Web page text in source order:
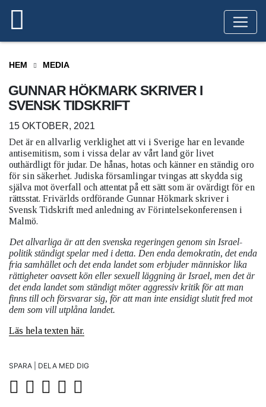
HEM MEDIA
GUNNAR HÖKMARK SKRIVER I
SVENSK TIDSKRIFT
15 OKTOBER, 2021
Det är en allvarlig verklighet att vi i Sverige har en levande
antisemitism, som i vissa delar av vårt land gör livet
outhärdligt för judar. De hånas, hotas och känner en ständig oro
för sin säkerhet. Judiska församlingar tvingas att skydda sig
själva mot överfall och attentat på ett sätt som är ovärdigt för en
rättsstat. Frivärlds ordförande Gunnar Hökmark skriver i
Svensk Tidskrift med anledning av Förintelsekonferensen i
Malmö.
Det allvarliga är att den svenska regeringen genom sin Israel-
politik ständigt spelar med i detta. Den enda demokratin, det enda
fria samhället och det enda landet som erbjuder människor lika
rättigheter oavsett kön eller sexuell läggning är Israel, men det är
det enda landet som ständigt möter aggressiv kritik för att man
finns till och försvarar sig, för att man inte ensidigt slutit fred mot
dem som vill utplåna landet.
Läs hela texten här.
SPARA | DELA MED DIG